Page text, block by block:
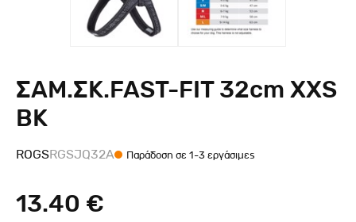
ΣΑΜ.ΣΚ.FAST-FIT 32cm XXS
BK
ROGSRGSJQ32A Παράδοση σε 1-3 εργάσιμες
13.40 €